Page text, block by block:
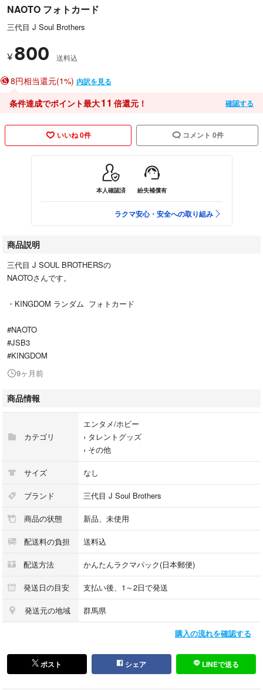
NAOTO フォトカード
三代目 J Soul Brothers
¥ 800 送料込
8円相当還元(1%) 内訳を見る
条件達成でポイント最大11 倍還元！ 確認する
いいね 0件 コメント 0件
本人確認済 紛失補償有
ラクマ安心・安全への取り組み
商品説明
三代目 J SOUL BROTHERSの
NAOTOさんです。
・KINGDOM ランダム フォトカード
#NAOTO
#JSB3
#KINGDOM
9ヶ月前
商品情報
カテゴリ
エンタメ/ホビー
› タレントグッズ
› その他
サイズ なし
ブランド 三代目 J Soul Brothers
商品の状態 新品、未使用
配送料の負担 送料込
配送方法 かんたんラクマパック(日本郵便)
発送日の目安 支払い後、1～2日で発送
発送元の地域 群馬県
購入の流れを確認する
ポスト シェア LINEで送る